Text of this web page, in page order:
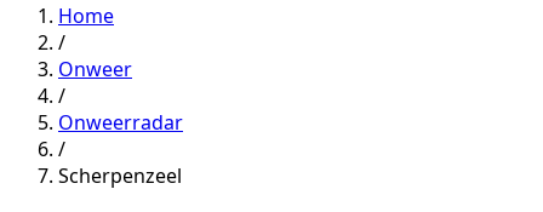
Home
/
Onweer
/
Onweerradar
/
Scherpenzeel